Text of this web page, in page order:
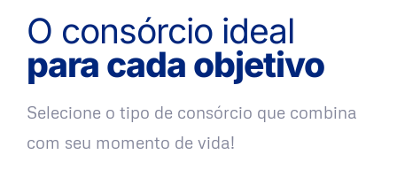
O consórcio ideal
para cada objetivo
Selecione o tipo de consórcio que combina
com seu momento de vida!